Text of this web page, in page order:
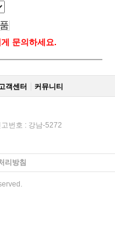
문의하세요.
고객센터 커뮤니티
번호 : 강남-5272
리방침